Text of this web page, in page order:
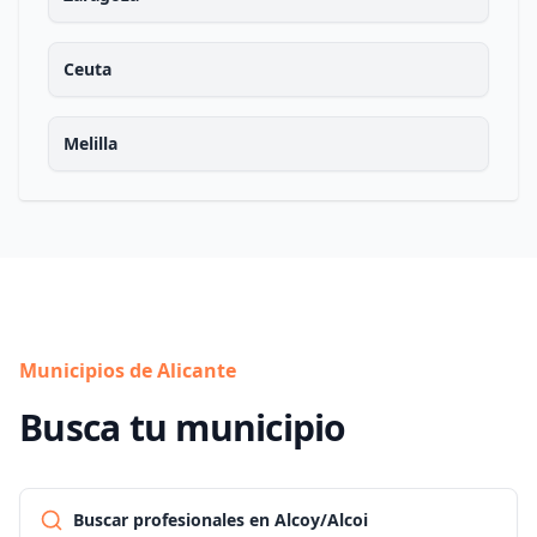
Ceuta
Melilla
Municipios de Alicante
Busca tu municipio
Buscar profesionales en Alcoy/Alcoi